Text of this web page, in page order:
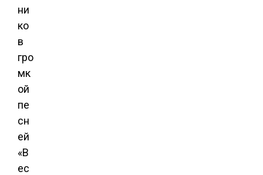
ни
ко
в
гро
мк
ой
пе
сн
ей
«В
ес